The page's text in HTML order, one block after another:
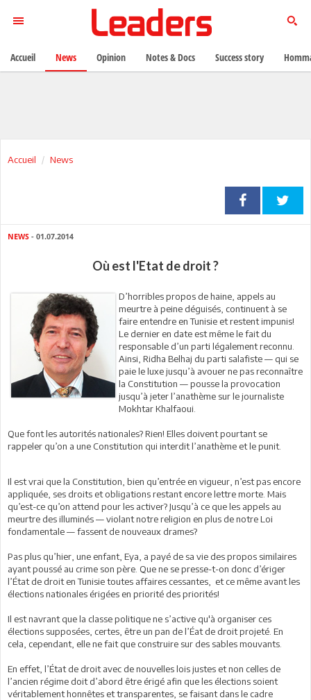
Accueil News
NEWS - 01.07.2014
Où est l'Etat de droit ?
D’horribles propos de haine, appels au
meurtre à peine déguisés, continuent à se
faire entendre en Tunisie et restent impunis!
Le dernier en date est même le fait du
responsable d’un parti légalement reconnu.
Ainsi, Ridha Belhaj du parti salafiste — qui se
paie le luxe jusqu’à avouer ne pas reconnaître
la Constitution — pousse la provocation
jusqu’à jeter l’anathème sur le journaliste
Mokhtar Khalfaoui.
Que font les autorités nationales? Rien! Elles doivent pourtant se
rappeler qu’on a une Constitution qui interdit l’anathème et le punit.
Il est vrai que la Constitution, bien qu’entrée en vigueur, n’est pas encore
appliquée, ses droits et obligations restant encore lettre morte. Mais
qu’est-ce qu’on attend pour les activer? Jusqu’à ce que les appels au
meurtre des illuminés — violant notre religion en plus de notre Loi
fondamentale — fassent de nouveaux drames?
Pas plus qu’hier, une enfant, Eya, a payé de sa vie des propos similaires
ayant poussé au crime son père. Que ne se presse-t-on donc d’ériger
l’État de droit en Tunisie toutes affaires cessantes, et ce même avant les
élections nationales érigées en priorité des priorités!
Il est navrant que la classe politique ne s’active qu'à organiser ces
élections supposées, certes, être un pan de l’Éat de droit projeté. En
cela, cependant, elle ne fait que construire sur des sables mouvants.
En effet, l’État de droit avec de nouvelles lois justes et non celles de
l’ancien régime doit d’abord être érigé afin que les élections soient
véritablement honnêtes et transparentes, se faisant dans le cadre
Accueil News Opinion Notes & Docs Success story